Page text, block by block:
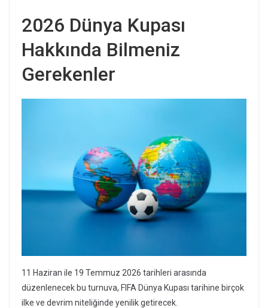
2026 Dünya Kupası
Hakkında Bilmeniz
Gerekenler
11 Haziran ile 19 Temmuz 2026 tarihleri arasında
düzenlenecek bu turnuva, FIFA Dünya Kupası tarihine birçok
ilke ve devrim niteliğinde yenilik getirecek.